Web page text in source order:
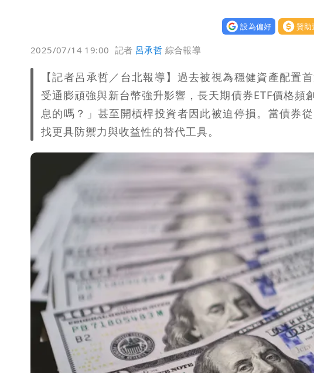
設為偏好 贊助
2025/07/14 19:00 記者 呂承哲 綜合報導
【記者呂承哲／台北報導】過去被視為穩健資產配置
受通膨頑強與新台幣強升影響，長天期債券ETF價格
息的嗎？」甚至開槓桿投資者因此被迫停損。當債券
找更具防禦力與收益性的替代工具。